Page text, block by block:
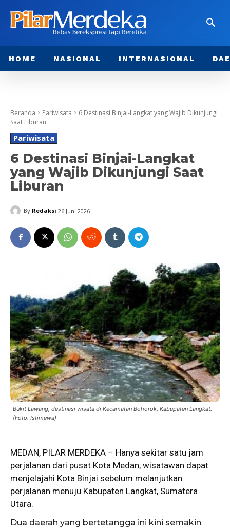
HOME NASIONAL INTERNASIONAL
Beranda Pariwisata
6 Destinasi Binjai-Langkat yang Wajib Dikunjungi
Saat Liburan
Pariwisata
6 Destinasi Binjai-Langkat
yang Wajib Dikunjungi Saat
Liburan
By Redaksi 26 Juni 2026
Bukit Lawang, destinasi wisata di Kecamatan Bohorok, Kabupaten Langkat.
(Foto. Istimewa)
MEDAN, PILAR MERDEKA – Hanya sekitar satu jam
perjalanan dari pusat Kota Medan, wisatawan dapat
menjelajahi Kota Binjai sebelum melanjutkan
perjalanan menuju Kabupaten Langkat, Sumatera
Utara.
Dua daerah yang bertetangga ini kini semakin